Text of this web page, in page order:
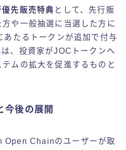
優先販売特典 として、先行販
や一般抽選に当選した方に
たるトークンが追加で付与
、投資家がJOCトークンへ
ムの拡大を促進するものと
今後の展開
Open Chainのユーザーが取